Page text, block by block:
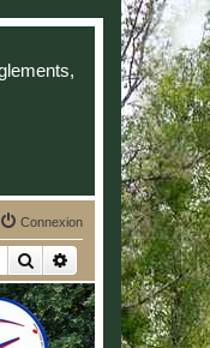
Connexion
RechercherRecherche avancée